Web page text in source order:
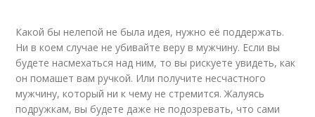
Какой бы нелепой не была идея, нужно её поддержать.
Ни в коем случае не убивайте веру в мужчину. Если вы
будете насмехаться над ним, то вы рискуете увидеть, как
он помашет вам ручкой. Или получите несчастного
мужчину, который ни к чему не стремится. Жалуясь
подружкам, вы будете даже не подозревать, что сами